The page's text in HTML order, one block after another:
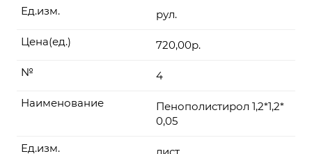
рул.
Ед.изм.
720,00р.
Цена(ед.)
4
№
Пенополистирол 1,2*1,2*
0,05
Наименование
Ед.изм.